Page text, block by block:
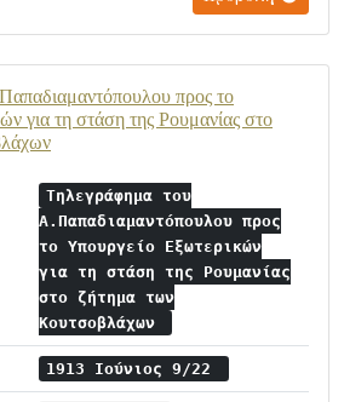
προς το
για τη στάση της Ρουμανίας στο
Τηλεγράφημα του
Α.Παπαδιαμαντόπουλου προς
το Υπουργείο Εξωτερικών
για τη στάση της Ρουμανίας
στο ζήτημα των
Κουτσοβλάχων
1913 Ιούνιος 9/22